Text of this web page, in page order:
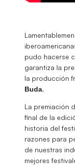
pudo hacerse
garantiza la
la producción
Buda.
La premiación
final de la
historia del
razones para
de nuestras
mejores